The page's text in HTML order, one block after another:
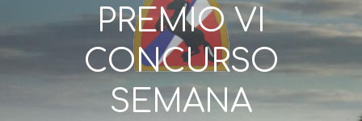
PREMIO VI
CONCURSO
SEMANA